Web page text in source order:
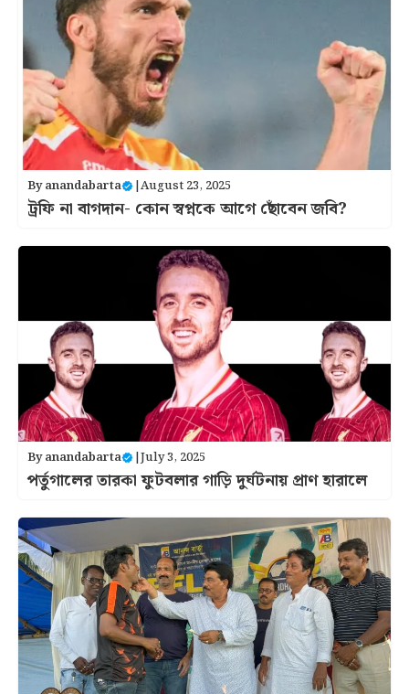
Byanandabarta |August 23, 2025
ট্রফি না বাগদান- কোন স্বপ্নকে আগে ছোঁবেন জবি?
Byanandabarta |July 3, 2025
পর্তুগালের তারকা ফুটবলার গাড়ি দুর্ঘটনায় প্রাণ হারালে